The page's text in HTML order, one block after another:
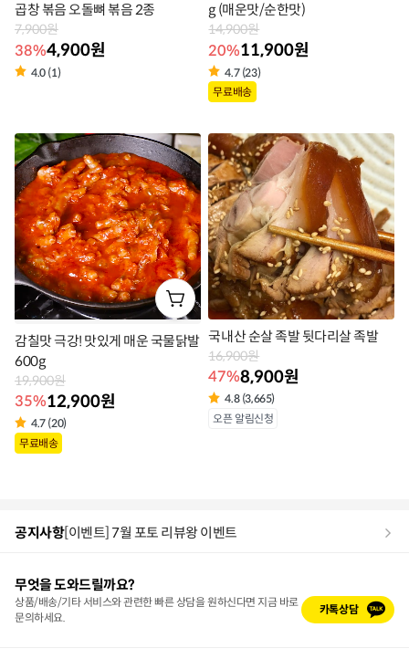
곱창 볶음 오돌뼈 볶음 2종
7,900원
38%4,900원
4.0 (1)
라
벨
g (매운맛/순한맛)
14,900원
20%11,900원
4.7 (23)
상
라
벨
무료배송
감칠맛 극강! 맛있게 매운 국물닭발
600g
19,900원
35%12,900원
4.7 (20)
상
벨
무료배송
국내산 순살 족발 뒷다리살 족발
16,900원
47%8,900원
4.8 (3,665)
상
오픈 알림신청
공지사항[이벤트] 7월 포토 리뷰왕 이벤트
무엇을 도와드릴까요?
상품/배송/기타 서비스와 관련한 빠른 상담을 원하신다면 지금 바로
문의하세요.
카톡상담